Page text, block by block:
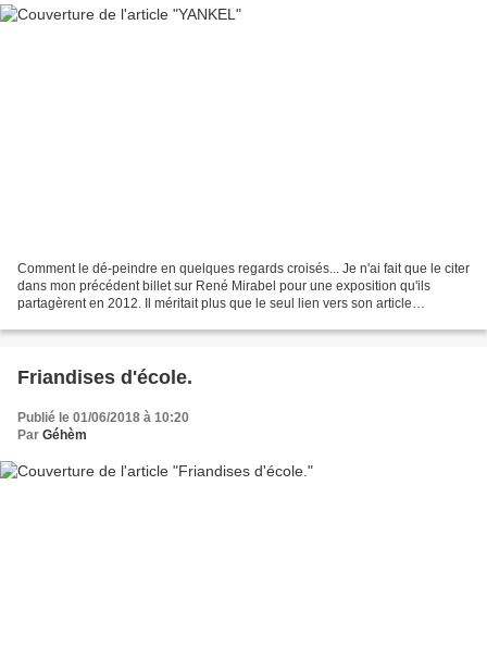
Comment le dé-peindre en quelques regards croisés... Je n'ai fait que le citer
dans mon précédent billet sur René Mirabel pour une exposition qu'ils
partagèrent en 2012. Il méritait plus que le seul lien vers son article
Friandises d'école.
Publié le 01/06/2018 à 10:20
Par Géhèm